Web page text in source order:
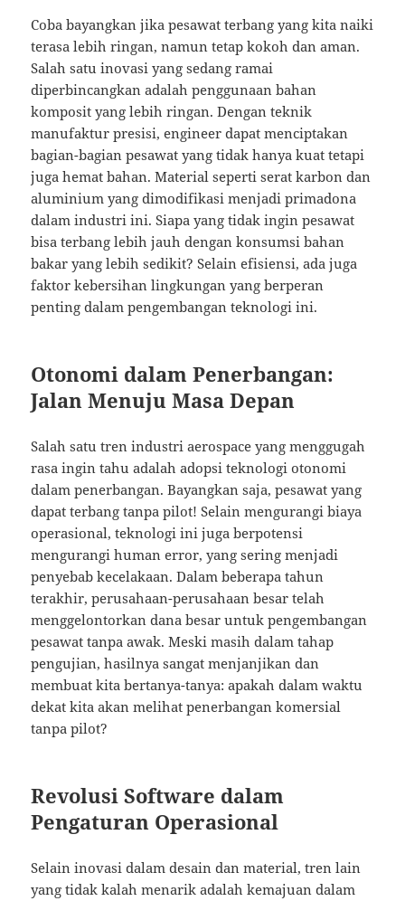
Coba bayangkan jika pesawat terbang yang kita naiki
terasa lebih ringan, namun tetap kokoh dan aman.
Salah satu inovasi yang sedang ramai
diperbincangkan adalah penggunaan bahan
komposit yang lebih ringan. Dengan teknik
manufaktur presisi, engineer dapat menciptakan
bagian-bagian pesawat yang tidak hanya kuat tetapi
juga hemat bahan. Material seperti serat karbon dan
aluminium yang dimodifikasi menjadi primadona
dalam industri ini. Siapa yang tidak ingin pesawat
bisa terbang lebih jauh dengan konsumsi bahan
bakar yang lebih sedikit? Selain efisiensi, ada juga
faktor kebersihan lingkungan yang berperan
penting dalam pengembangan teknologi ini.
Otonomi dalam Penerbangan:
Jalan Menuju Masa Depan
Salah satu tren industri aerospace yang menggugah
rasa ingin tahu adalah adopsi teknologi otonomi
dalam penerbangan. Bayangkan saja, pesawat yang
dapat terbang tanpa pilot! Selain mengurangi biaya
operasional, teknologi ini juga berpotensi
mengurangi human error, yang sering menjadi
penyebab kecelakaan. Dalam beberapa tahun
terakhir, perusahaan-perusahaan besar telah
menggelontorkan dana besar untuk pengembangan
pesawat tanpa awak. Meski masih dalam tahap
pengujian, hasilnya sangat menjanjikan dan
membuat kita bertanya-tanya: apakah dalam waktu
dekat kita akan melihat penerbangan komersial
tanpa pilot?
Revolusi Software dalam
Pengaturan Operasional
Selain inovasi dalam desain dan material, tren lain
yang tidak kalah menarik adalah kemajuan dalam